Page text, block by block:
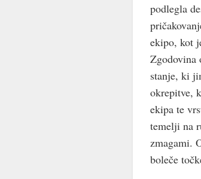
podlegla
ekipo, kot
Zgodovina
stanje, ki
okrepitve,
ekipa te
temelji na
zmagami.
boleče